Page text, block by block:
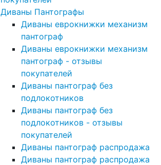
Диваны Пантографы
Диваны еврокнижки механизм
пантограф
Диваны еврокнижки механизм
пантограф - отзывы
покупателей
Диваны пантограф без
подлокотников
Диваны пантограф без
подлокотников - отзывы
покупателей
Диваны пантограф распродажа
Диваны пантограф распродажа